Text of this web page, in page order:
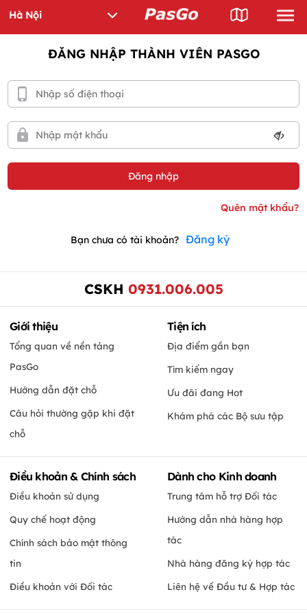
ĐĂNG NHẬP THÀNH VIÊN PASGO
Bạn chưa có tài khoản? Đăng ký
CSKH 0931.006.005
Giới thiệu
Tổng quan về nền tảng
PasGo
Hướng dẫn đặt chỗ
Câu hỏi thường gặp khi đặt
chỗ
Tiện ích
Địa điểm gần bạn
Tìm kiếm ngay
Ưu đãi đang Hot
Khám phá các Bộ sưu tập
Điều khoản & Chính sách
Điều khoản sử dụng
Quy chế hoạt động
Chính sách bảo mật thông
tin
Điều khoản với Đối tác
Dành cho Kinh doanh
Trung tâm hỗ trợ Đối tác
Hướng dẫn nhà hàng hợp
tác
Nhà hàng đăng ký hợp tác
Liên hệ về Đầu tư & Hợp tác